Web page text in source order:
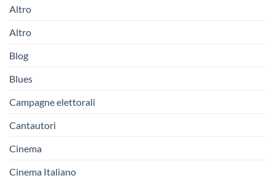
Altro
Altro
Blog
Blues
Campagne elettorali
Cantautori
Cinema
Cinema Italiano